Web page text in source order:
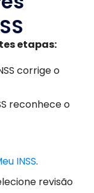
etapas:
corrige o
reconhece o
INSS.
revisão